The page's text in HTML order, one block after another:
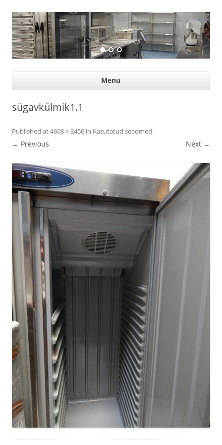
Suurköögiseadmed
Professional help for proffs
Menu
sügavkülmik1.1
Published at4608 × 3456 in Kasutatud seadmed.
← Previous Next →